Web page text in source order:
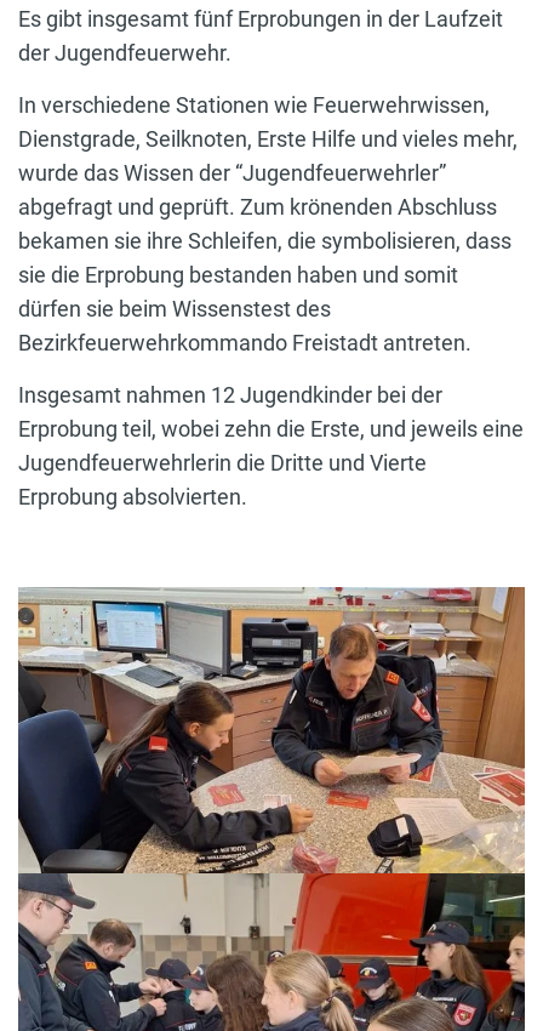
Es gibt insgesamt fünf Erprobungen in der Laufzeit
der Jugendfeuerwehr.
In verschiedene Stationen wie Feuerwehrwissen,
Dienstgrade, Seilknoten, Erste Hilfe und vieles mehr,
wurde das Wissen der “Jugendfeuerwehrler”
abgefragt und geprüft. Zum krönenden Abschluss
bekamen sie ihre Schleifen, die symbolisieren, dass
sie die Erprobung bestanden haben und somit
dürfen sie beim Wissenstest des
Bezirkfeuerwehrkommando Freistadt antreten.
Insgesamt nahmen 12 Jugendkinder bei der
Erprobung teil, wobei zehn die Erste, und jeweils eine
Jugendfeuerwehrlerin die Dritte und Vierte
Erprobung absolvierten.